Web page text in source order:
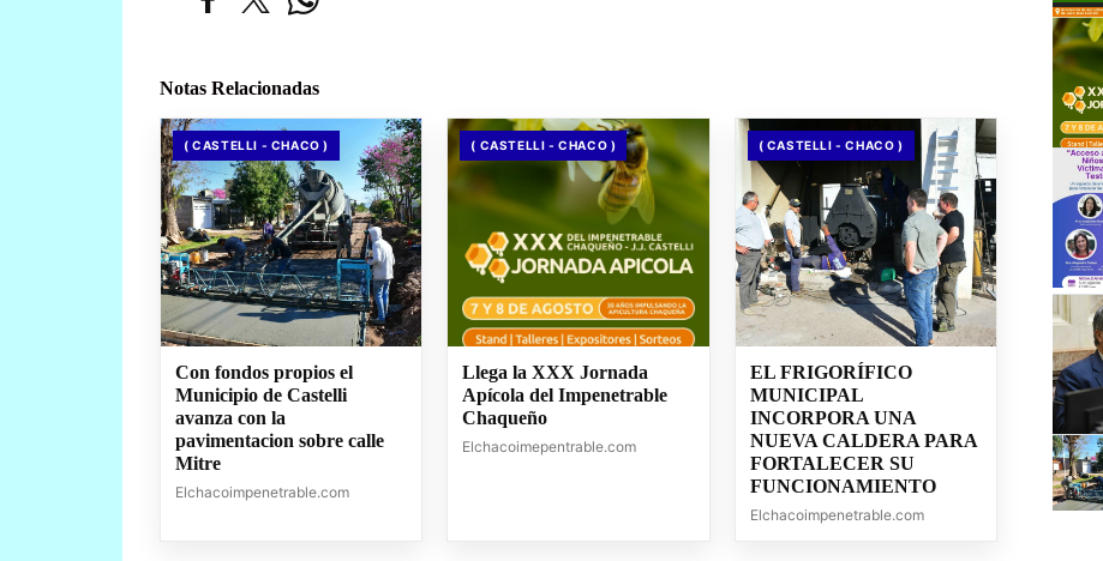
Notas Relacionadas
( CASTELLI - CHACO )
Con fondos propios el
Municipio de Castelli
avanza con la
pavimentacion sobre calle
Mitre
Elchacoimpenetrable.com
( CASTELLI - CHACO )
Llega la XXX Jornada
Apícola del Impenetrable
Chaqueño
Elchacoimepentrable.com
( CASTELLI - CHACO )
EL FRIGORÍFICO
MUNICIPAL
INCORPORA UNA
NUEVA CALDERA PARA
FORTALECER SU
FUNCIONAMIENTO
Elchacoimpenetrable.com